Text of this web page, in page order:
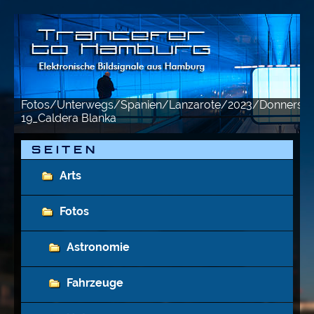
Fotos/Unterwegs/Spanien/Lanzarote/2023/
19_Caldera Blanka
S E I T E N
Arts
Fotos
Astronomie
Fahrzeuge